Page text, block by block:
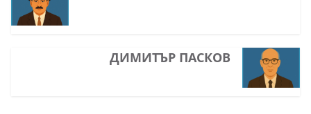
ДИМИТЪР ПАСКОВ